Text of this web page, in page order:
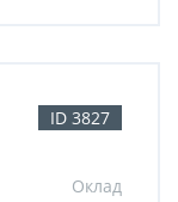
ID 3827
Оклад